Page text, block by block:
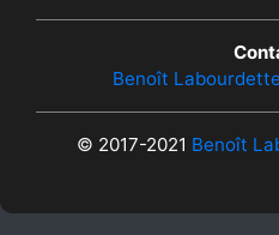
Benoît Labourdette
© 2017-2021 Benoît